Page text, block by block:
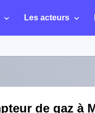
Les acteurs